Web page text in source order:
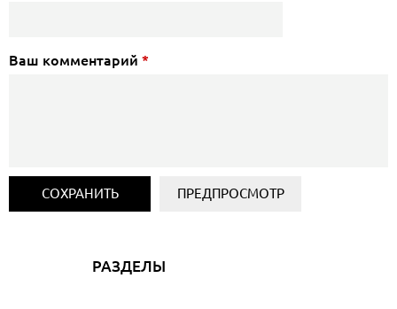
Ваш комментарий *
РАЗДЕЛЫ